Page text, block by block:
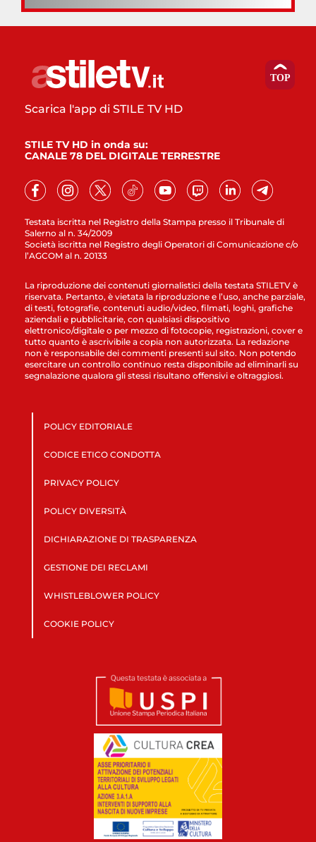
Testata iscritta nel Registro della Stampa presso il Tribunale di
Salerno al n. 34/2009
Società iscritta nel Registro degli Operatori di Comunicazione c/o
l’AGCOM al n. 20133
Scarica l'app di STILE TV HD
STILE TV HD in onda su:
CANALE 78 DEL DIGITALE TERRESTRE
La riproduzione dei contenuti giornalistici della testata STILETV è
riservata. Pertanto, è vietata la riproduzione e l’uso, anche parziale,
di testi, fotografie, contenuti audio/video, filmati, loghi, grafiche
aziendali e pubblicitarie, con qualsiasi dispositivo
elettronico/digitale o per mezzo di fotocopie, registrazioni, cover e
tutto quanto è ascrivibile a copia non autorizzata. La redazione
non è responsabile dei commenti presenti sul sito. Non potendo
esercitare un controllo continuo resta disponibile ad eliminarli su
segnalazione qualora gli stessi risultano offensivi e oltraggiosi.
POLICY EDITORIALE
CODICE ETICO CONDOTTA
PRIVACY POLICY
POLICY DIVERSITÀ
DICHIARAZIONE DI TRASPARENZA
GESTIONE DEI RECLAMI
WHISTLEBLOWER POLICY
COOKIE POLICY